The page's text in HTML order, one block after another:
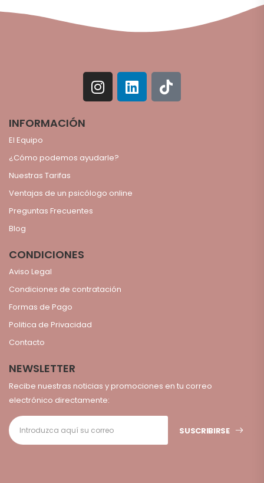
INFORMACIÓN
El Equipo
¿Cómo podemos ayudarle?
Nuestras Tarifas
Ventajas de un psicólogo online
Preguntas Frecuentes
Blog
CONDICIONES
Aviso Legal
Condiciones de contratación
Formas de Pago
Politica de Privacidad
Contacto
NEWSLETTER
Recibe nuestras noticias y promociones en tu correo
electrónico directamente:
SUSCRIBIRSE